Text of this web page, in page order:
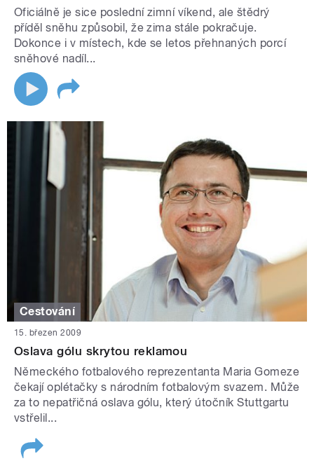
Oficiálně je sice poslední zimní víkend, ale štědrý
příděl sněhu způsobil, že zima stále pokračuje.
Dokonce i v místech, kde se letos přehnaných porcí
sněhové nadíl...
Cestování
15. březen 2009
Oslava gólu skrytou reklamou
Německého fotbalového reprezentanta Maria Gomeze
čekají oplétačky s národním fotbalovým svazem. Může
za to nepatřičná oslava gólu, který útočník Stuttgartu
vstřelil...